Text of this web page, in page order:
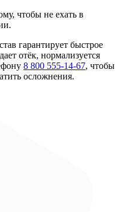
чтобы не ехать в
гарантирует быстрое
отёк, нормализуется
8 800 555-14-67, чтобы
осложнения.